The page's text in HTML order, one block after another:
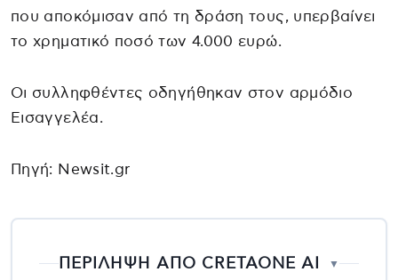
που αποκόμισαν από τη δράση τους, υπερβαίνει
το χρηματικό ποσό των 4.000 ευρώ.
Οι συλληφθέντες οδηγήθηκαν στον αρμόδιο
Εισαγγελέα.
Πηγή: Newsit.gr
ΠΕΡΙΛΗΨΗ ΑΠΟ CRETAONE AI ▼